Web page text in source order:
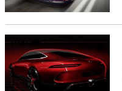
Новости3